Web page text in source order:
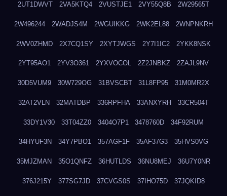
2UT1DWVT 2VA5KTQ4 2VUSTJE1 2VY55Q8B 2W29565T
2W496244 2WADJS4M 2WGUIKKG 2WK2EL88 2WNPNKRH
2WV0ZHMD 2X7CQ1SY 2XYTJWGS 2Y7I1IC2 2YKK8NSK
2YT95AO1 2YV3O361 2YXVOCOL 2Z2JNBKZ 2ZAJL9NV
30D5VUM9 30W729OG 31BVSCBT 31L8FP95 31M0MR2X
32AT2VLN 32MATDBP 336RPFHA 33ANXYRH 33CR504T
33DY1V30 33T04ZZ0 3404O7P1 3478760D 34F92RUM
34HYUF3N 34Y7PBO1 357AGF1F 35AF37G3 35HVS0VG
35MJZMAN 35O1QNFZ 36HUTLDS 36NU8MEJ 36U7Y0NR
376J215Y 377SG7JD 37CVGS0S 37IHO75D 37JQKID8